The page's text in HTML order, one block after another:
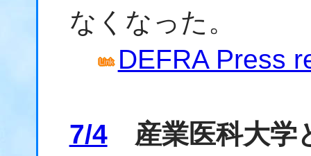
なくなった。
DEFRA Press
7/4産業医科大学